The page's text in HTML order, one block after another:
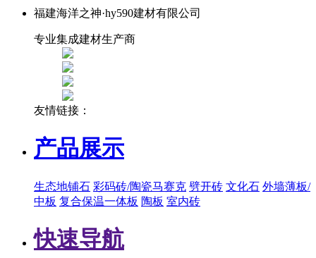
福建海洋之神·hy590建材有限公司
专业集成建材生产商
友情链接：
产品展示
生态地铺石 彩码砖/陶瓷马赛克 劈开砖 文化石 外墙薄板/
中板 复合保温一体板 陶板 室内砖
快速导航